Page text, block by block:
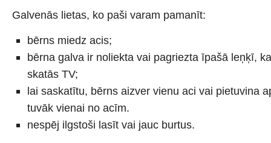
Galvenās lietas, ko paši varam pamanīt:
bērns miedz acis;
bērna galva ir noliekta vai pagriezta īpašā leņķī,
skatās TV;
lai saskatītu, bērns aizver vienu aci vai pietuvina
tuvāk vienai no acīm.
nespēj ilgstoši lasīt vai jauc burtus.